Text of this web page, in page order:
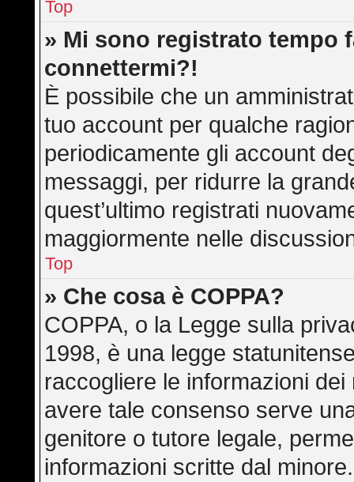
Top
» Mi sono registrato tempo
connettermi?!
È possibile che un
tuo account per qualche
periodicamente gli account
messaggi, per ridurre la
quest’ultimo registrati
maggiormente nelle
Top
» Che cosa è COPPA?
COPPA, o la Legge sulla
1998, è una legge
raccogliere le informazioni
avere tale consenso serve
genitore o tutore legale,
informazioni scritte dal